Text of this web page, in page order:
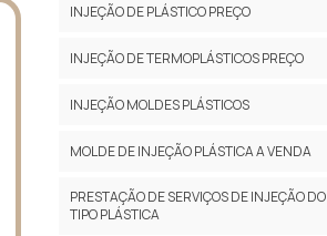
INJEÇÃO DE PLÁSTICO PREÇO
INJEÇÃO DE TERMOPLÁSTICOS PREÇO
INJEÇÃO MOLDES PLÁSTICOS
MOLDE DE INJEÇÃO PLÁSTICA A VENDA
PRESTAÇÃO DE SERVIÇOS DE INJEÇÃO DO
TIPO PLÁSTICA